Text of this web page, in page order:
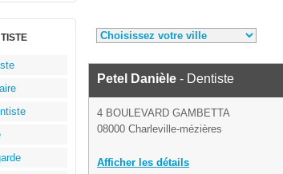
Petel Danièle - Dentiste
4 BOULEVARD GAMBETTA
08000 Charleville-mézières
Afficher les détails